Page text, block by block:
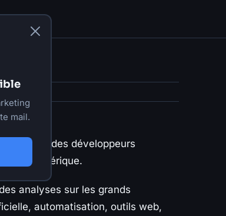
web, des développeurs
numérique.
analyses sur les grands
automatisation, outils web,
mail.